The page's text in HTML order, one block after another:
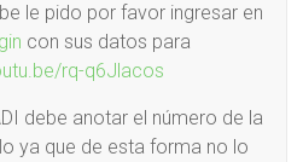
le pido por favor ingresar en
con sus datos para
rq-q6Jlacos
debe anotar el número de la
ya que de esta forma no lo